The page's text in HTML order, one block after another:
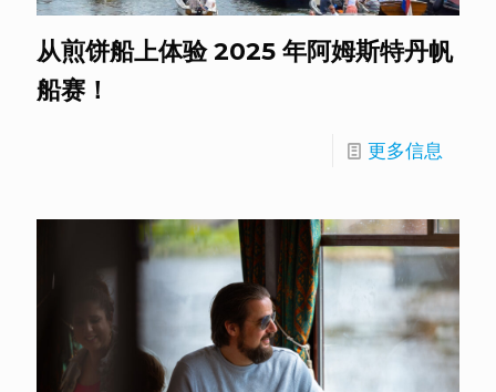
从煎饼船上体验 2025 年阿姆斯特丹帆
船赛！
更多信息